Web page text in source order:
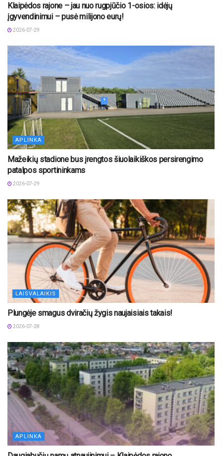
Klaipėdos rajone – jau nuo rugpjūčio 1-osios: idėjų
įgyvendinimui – pusė milijono eurų!
2026-07-29
APLINKA
Mažeikių stadione bus įrengtos šiuolaikiškos persirengimo
patalpos sportininkams
2026-07-29
LAISVALAIKIS
Plungėje smagus dviračių žygis naujaisiais takais!
2026-07-28
APLINKA